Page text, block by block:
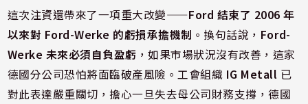
這次注資還帶來了一項重大改變——Ford 結束了 2006 年
以來對 Ford-Werke 的虧損承擔機制 。換句話說， Ford-
Werke 未來必須自負盈虧 ，如果市場狀況沒有改善，這家
德國分公司恐怕將面臨破產風險。工會組織 IG Metall 已
對此表達嚴重關切，擔心一旦失去母公司財務支撐，德國